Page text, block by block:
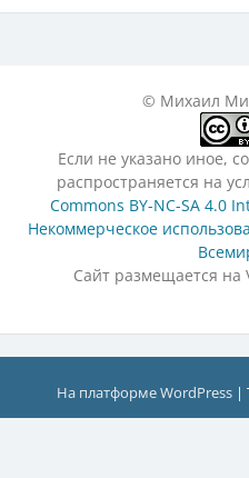
© Михаил
Если не указано иное,
распространяется на
Commons BY-NC-SA 4.0
Некоммерческое
Сайт размещается на
На платформе WordPress |